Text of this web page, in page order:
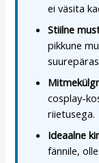
ei väsita
Stiilne
pikkune
cosplay-
riietusega.
Ideaalne
fännile,